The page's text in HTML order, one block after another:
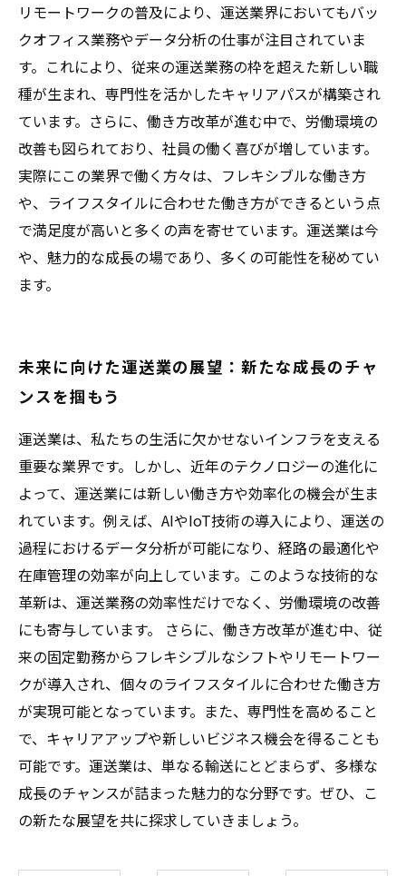
リモートワークの普及により、運送業界においてもバッ
クオフィス業務やデータ分析の仕事が注目されていま
す。これにより、従来の運送業務の枠を超えた新しい職
種が生まれ、専門性を活かしたキャリアパスが構築され
ています。さらに、働き方改革が進む中で、労働環境の
改善も図られており、社員の働く喜びが増しています。
実際にこの業界で働く方々は、フレキシブルな働き方
や、ライフスタイルに合わせた働き方ができるという点
で満足度が高いと多くの声を寄せています。運送業は今
や、魅力的な成長の場であり、多くの可能性を秘めてい
ます。
未来に向けた運送業の展望：新たな成長のチャ
ンスを掴もう
運送業は、私たちの生活に欠かせないインフラを支える
重要な業界です。しかし、近年のテクノロジーの進化に
よって、運送業には新しい働き方や効率化の機会が生ま
れています。例えば、AIやIoT技術の導入により、運送の
過程におけるデータ分析が可能になり、経路の最適化や
在庫管理の効率が向上しています。このような技術的な
革新は、運送業務の効率性だけでなく、労働環境の改善
にも寄与しています。 さらに、働き方改革が進む中、従
来の固定勤務からフレキシブルなシフトやリモートワー
クが導入され、個々のライフスタイルに合わせた働き方
が実現可能となっています。また、専門性を高めること
で、キャリアアップや新しいビジネス機会を得ることも
可能です。運送業は、単なる輸送にとどまらず、多様な
成長のチャンスが詰まった魅力的な分野です。ぜひ、こ
の新たな展望を共に探求していきましょう。